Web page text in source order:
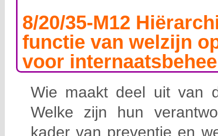
8/20/35-M12
functie van welzijn
voor
Wie maakt deel uit van
Welke zijn hun
kader van preventie en